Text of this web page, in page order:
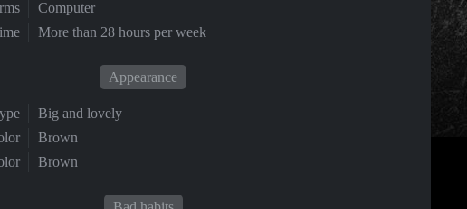
Computer
More than 28 hours per week
Appearance
Big and lovely
Brown
Brown